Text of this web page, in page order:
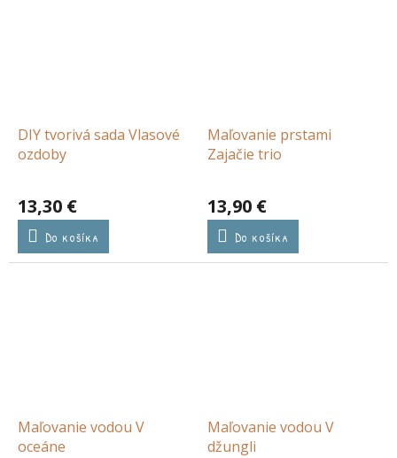
DIY tvorivá sada Vlasové
ozdoby
13,30 €
Do košíka
Maľovanie prstami
Zajačie trio
13,90 €
Do košíka
Maľovanie vodou V
oceáne
Maľovanie vodou V
džungli